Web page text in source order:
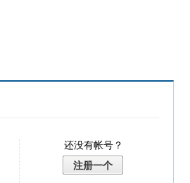
还没有帐号？
注册一个